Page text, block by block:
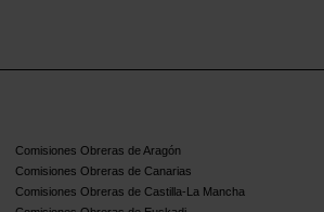
Comisiones Obreras de Aragón
Comisiones Obreras de Canarias
Comisiones Obreras de Castilla-La Mancha